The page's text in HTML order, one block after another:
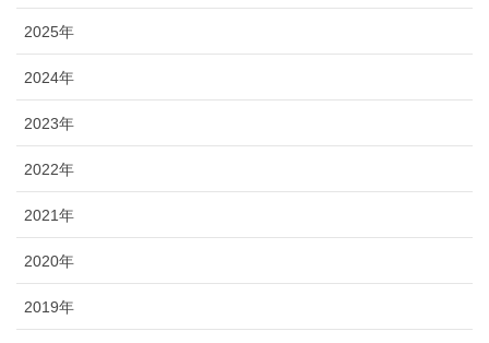
2025年
2024年
2023年
2022年
2021年
2020年
2019年